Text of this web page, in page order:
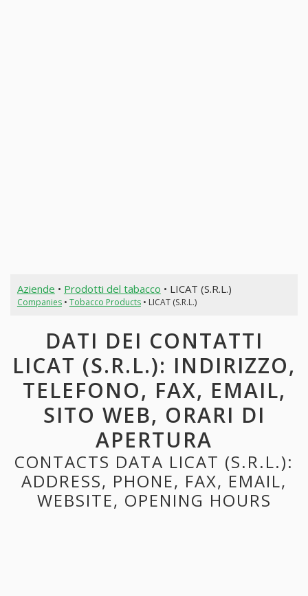
Aziende • Prodotti del tabacco • LICAT (S.R.L.)
Companies• Tobacco Products• LICAT (S.R.L.)
DATI DEI CONTATTI
LICAT (S.R.L.): INDIRIZZO,
TELEFONO, FAX, EMAIL,
SITO WEB, ORARI DI
APERTURA
CONTACTS DATA LICAT (S.R.L.):
ADDRESS, PHONE, FAX, EMAIL,
WEBSITE, OPENING HOURS